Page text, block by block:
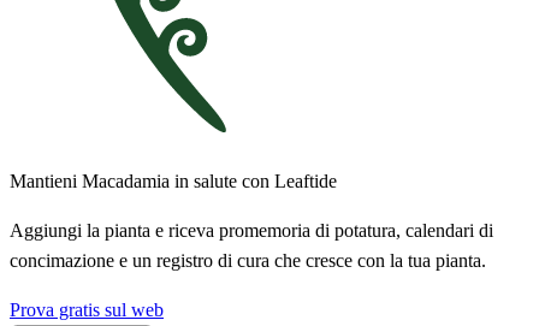
Mantieni Macadamia in salute con Leaftide
Aggiungi la pianta e riceva promemoria di potatura, calendari di
concimazione e un registro di cura che cresce con la tua pianta.
Prova gratis sul web